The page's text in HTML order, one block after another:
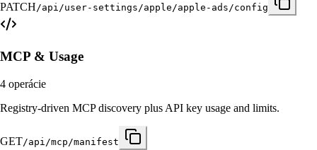
PATCH/api/user-settings/apple/apple-ads/config
MCP & Usage
4 operácie
Registry-driven MCP discovery plus API key usage and limits.
GET/api/mcp/manifest